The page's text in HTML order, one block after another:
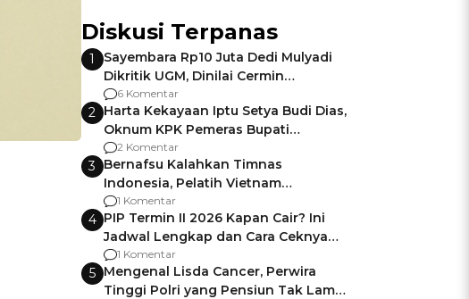
Diskusi Terpanas
1
Sayembara Rp10 Juta Dedi Mulyadi
Dikritik UGM, Dinilai Cermin
Gagalnya Negara Jamin Keamanan
6 Komentar
2 Harta Kekayaan Iptu Setya Budi Dias,
Oknum KPK Pemeras Bupati
Pemalang
2 Komentar
3 Bernafsu Kalahkan Timnas
Indonesia, Pelatih Vietnam
Berencana Pakai Jimat di Pakansari
1 Komentar
4 PIP Termin II 2026 Kapan Cair? Ini
Jadwal Lengkap dan Cara Ceknya
agar Dana Tidak Hangus!
1 Komentar
5 Mengenal Lisda Cancer, Perwira
Tinggi Polri yang Pensiun Tak Lama